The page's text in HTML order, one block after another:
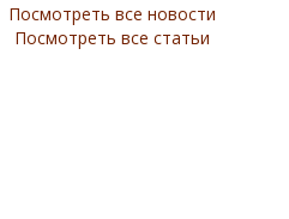
Посмотреть все новости
Посмотреть все статьи